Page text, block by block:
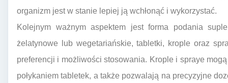
organizm jest w stanie lepiej ją wchłonąć i wykorzystać.
Kolejnym ważnym aspektem jest forma podania
żelatynowe lub wegetariańskie, tabletki, krople oraz
preferencji i możliwości stosowania. Krople i spraye
połykaniem tabletek, a także pozwalają na precyzyjne